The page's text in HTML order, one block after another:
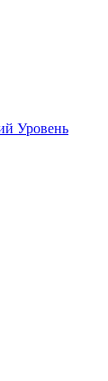
Уровень